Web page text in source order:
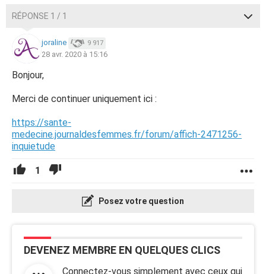
RÉPONSE 1 / 1
joraline 9 917
28 avr. 2020 à 15:16
Bonjour,
Merci de continuer uniquement ici :
https://sante-
medecine.journaldesfemmes.fr/forum/affich-2471256-
inquietude
1
Posez votre question
DEVENEZ MEMBRE EN QUELQUES CLICS
Connectez-vous simplement avec ceux qui